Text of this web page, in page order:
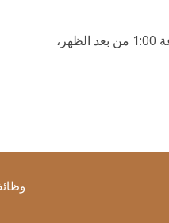
تود الشركة الإفادة بأن مجلس إدارتها سوف يجتمع يوم الاثنين الموافق 19/03/2018 في تمام الساعة 1:00 من بعد الظهر،